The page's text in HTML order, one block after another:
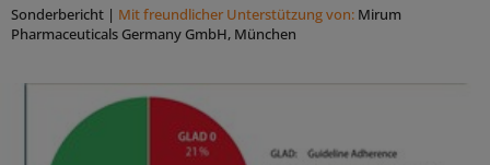
Sonderbericht | Mit freundlicher Unterstützung von: Mirum
Pharmaceuticals Germany GmbH, München